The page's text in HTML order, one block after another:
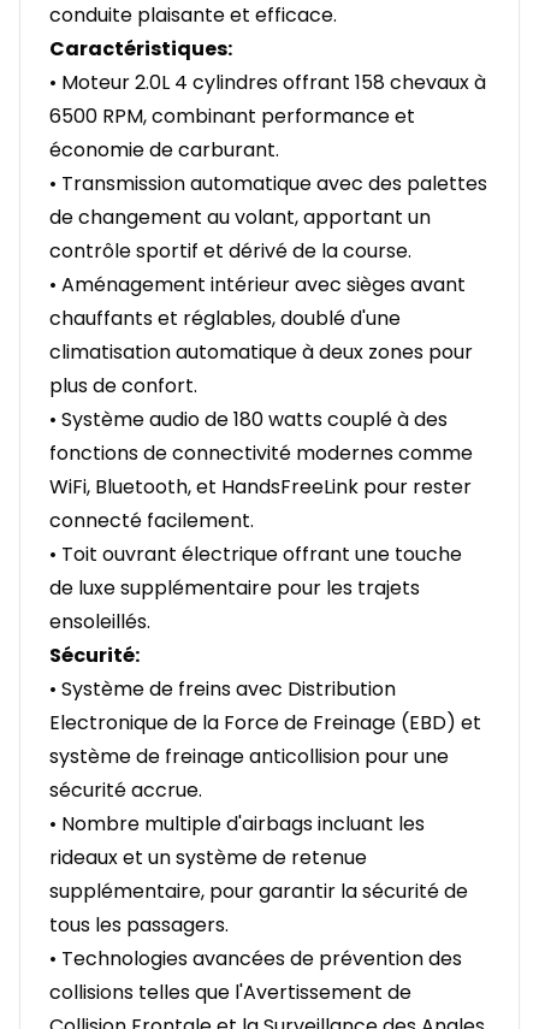
conduite plaisante et efficace.
Caractéristiques:
• Moteur 2.0L 4 cylindres offrant 158 chevaux à
6500 RPM, combinant performance et
économie de carburant.
• Transmission automatique avec des palettes
de changement au volant, apportant un
contrôle sportif et dérivé de la course.
• Aménagement intérieur avec sièges avant
chauffants et réglables, doublé d'une
climatisation automatique à deux zones pour
plus de confort.
• Système audio de 180 watts couplé à des
fonctions de connectivité modernes comme
WiFi, Bluetooth, et HandsFreeLink pour rester
connecté facilement.
• Toit ouvrant électrique offrant une touche
de luxe supplémentaire pour les trajets
ensoleillés.
Sécurité:
• Système de freins avec Distribution
Electronique de la Force de Freinage (EBD) et
système de freinage anticollision pour une
sécurité accrue.
• Nombre multiple d'airbags incluant les
rideaux et un système de retenue
supplémentaire, pour garantir la sécurité de
tous les passagers.
• Technologies avancées de prévention des
collisions telles que l'Avertissement de